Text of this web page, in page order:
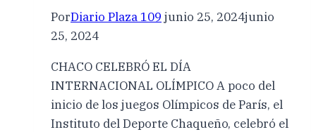
PorDiario Plaza 109 junio 25, 2024junio
25, 2024
CHACO CELEBRÓ EL DÍA
INTERNACIONAL OLÍMPICO A poco del
inicio de los juegos Olímpicos de París, el
Instituto del Deporte Chaqueño, celebró el